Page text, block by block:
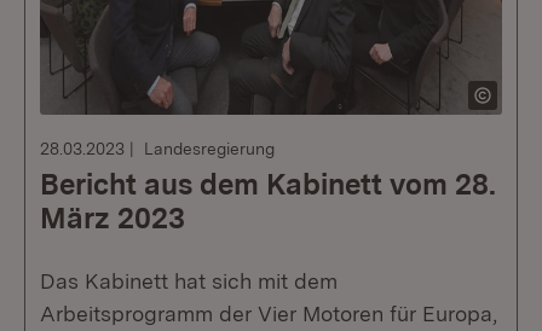
28.03.2023 Landesregierung
Bericht aus dem Kabinett vom 28.
März 2023
Das Kabinett hat sich mit dem
Arbeitsprogramm der Vier Motoren für Europa,